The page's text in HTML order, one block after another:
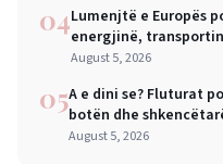
04Lumenjtë e Europës
energjinë,
August 5, 2026
05A e dini se? Fluturat
botën dhe
alarmi
August 5, 2026